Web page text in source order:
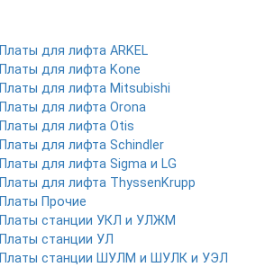
Платы для лифта ARKEL
Платы для лифта Kone
Платы для лифта Mitsubishi
Платы для лифта Orona
Платы для лифта Otis
Платы для лифта Schindler
Платы для лифта Sigma и LG
Платы для лифта ThyssenKrupp
Платы Прочие
Платы станции УКЛ и УЛЖМ
Платы станции УЛ
Платы станции ШУЛМ и ШУЛК и УЭЛ